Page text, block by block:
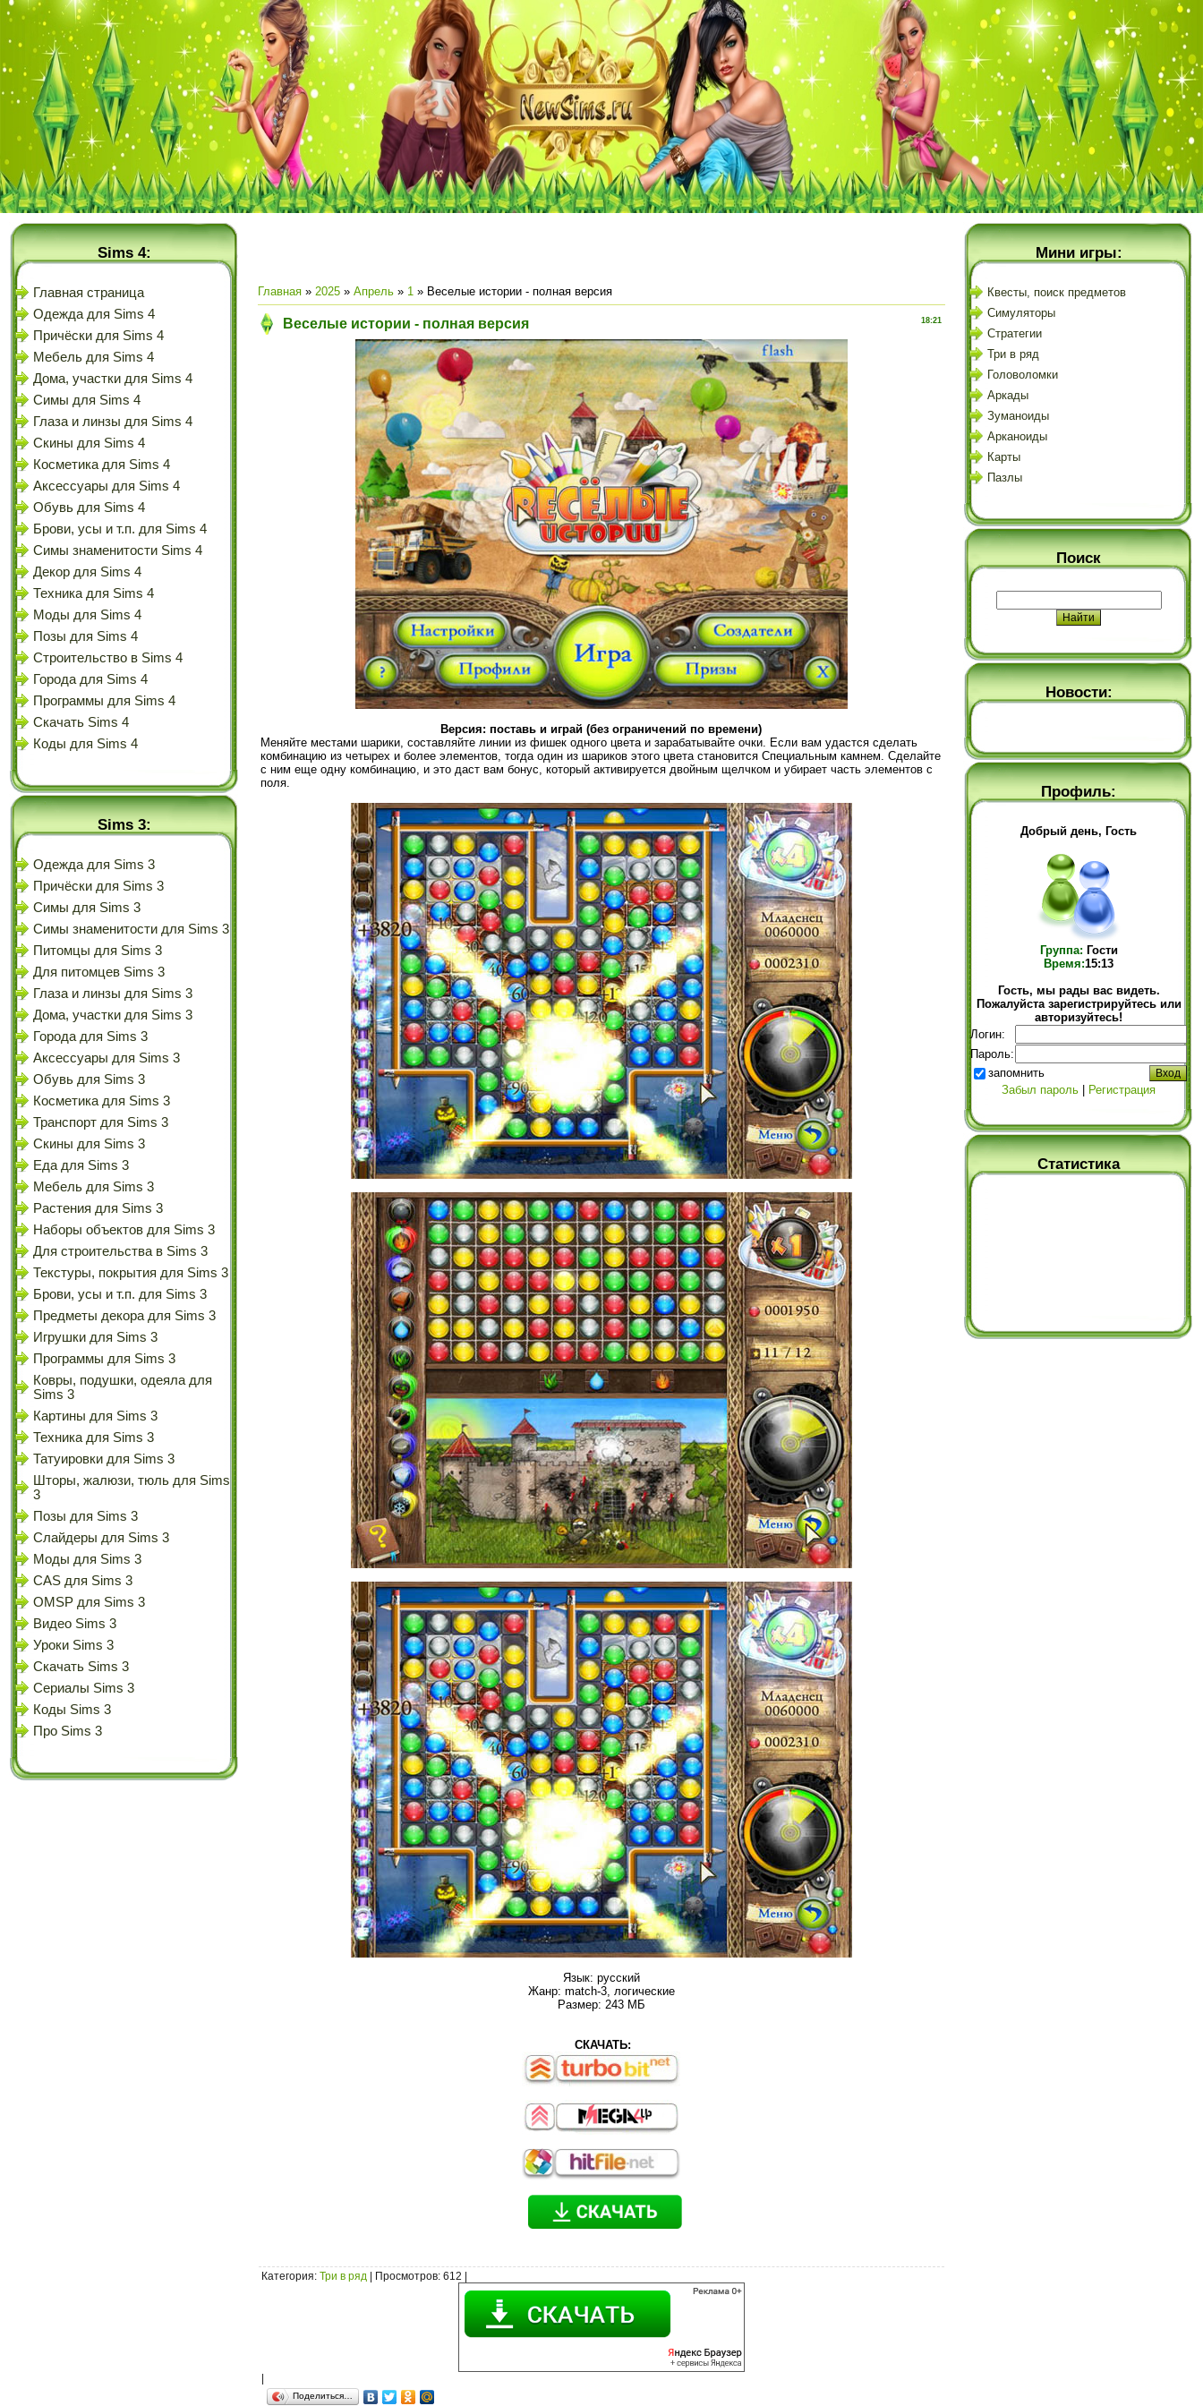
Sims 4:
Главная страница
Одежда для Sims 4
Причёски для Sims 4
Мебель для Sims 4
Дома, участки для Sims 4
Симы для Sims 4
Глаза и линзы для Sims 4
Скины для Sims 4
Косметика для Sims 4
Аксессуары для Sims 4
Обувь для Sims 4
Брови, усы и т.п. для Sims 4
Симы знаменитости Sims 4
Декор для Sims 4
Техника для Sims 4
Моды для Sims 4
Позы для Sims 4
Строительство в Sims 4
Города для Sims 4
Программы для Sims 4
Скачать Sims 4
Коды для Sims 4
Sims 3:
Одежда для Sims 3
Причёски для Sims 3
Симы для Sims 3
Симы знаменитости для Sims 3
Питомцы для Sims 3
Для питомцев Sims 3
Глаза и линзы для Sims 3
Дома, участки для Sims 3
Города для Sims 3
Аксессуары для Sims 3
Обувь для Sims 3
Косметика для Sims 3
Транспорт для Sims 3
Скины для Sims 3
Еда для Sims 3
Мебель для Sims 3
Растения для Sims 3
Наборы объектов для Sims 3
Для строительства в Sims 3
Текстуры, покрытия для Sims 3
Брови, усы и т.п. для Sims 3
Предметы декора для Sims 3
Игрушки для Sims 3
Программы для Sims 3
Ковры, подушки, одеяла для
Sims 3
Картины для Sims 3
Техника для Sims 3
Татуировки для Sims 3
Шторы, жалюзи, тюль для Sims
3
Позы для Sims 3
Слайдеры для Sims 3
Моды для Sims 3
CAS для Sims 3
OMSP для Sims 3
Видео Sims 3
Уроки Sims 3
Скачать Sims 3
Сериалы Sims 3
Коды Sims 3
Про Sims 3
Главная » 2025 » Апрель » 1 » Веселые истории - полная версия
18:21
Веселые истории - полная версия
Версия: поставь и играй (без ограничений по времени)
Меняйте местами шарики, составляйте линии из фишек одного цвета и зарабатывайте очки. Если вам удастся сделать
комбинацию из четырех и более элементов, тогда один из шариков этого цвета становится Специальным камнем. Сделайте
с ним еще одну комбинацию, и это даст вам бонус, который активируется двойным щелчком и убирает часть элементов с
поля.
Язык: русский
Жанр: match-3, логические
Размер: 243 МБ
СКАЧАТЬ:
Категория: Три в ряд Просмотров: 612 |
Поделиться…
Мини игры:
Квесты, поиск предметов
Симуляторы
Стратегии
Три в ряд
Головоломки
Аркады
Зуманоиды
Арканоиды
Карты
Пазлы
Поиск
Новости:
Профиль:
Добрый день, Гость
Группа: Гости
Время:15:13
Гость, мы рады вас видеть.
Пожалуйста зарегистрируйтесь или
авторизуйтесь!
Логин:
Пароль:
запомнить
Забыл пароль
Регистрация
Статистика